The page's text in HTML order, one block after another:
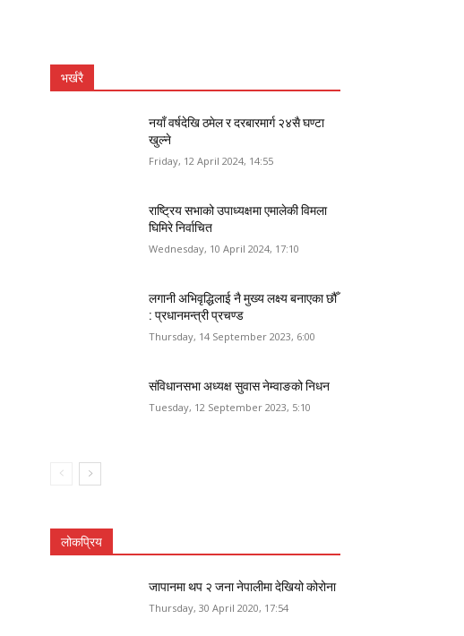
भर्खरै
नयाँ वर्षदेखि ठमेल र दरबारमार्ग २४सै घण्टा
खुल्ने
Friday, 12 April 2024, 14:55
राष्ट्रिय सभाको उपाध्यक्षमा एमालेकी विमला
घिमिरे निर्वाचित
Wednesday, 10 April 2024, 17:10
लगानी अभिवृद्धिलाई नै मुख्य लक्ष्य बनाएका छौँ
: प्रधानमन्त्री प्रचण्ड
Thursday, 14 September 2023, 6:00
संविधानसभा अध्यक्ष सुवास नेम्वाङको निधन
Tuesday, 12 September 2023, 5:10
लोकप्रिय
जापानमा थप २ जना नेपालीमा देखियो कोरोना
Thursday, 30 April 2020, 17:54